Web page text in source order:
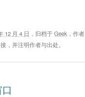
12 月 4 日 ，归档于Geek ，作者
，并注明作者与出处。